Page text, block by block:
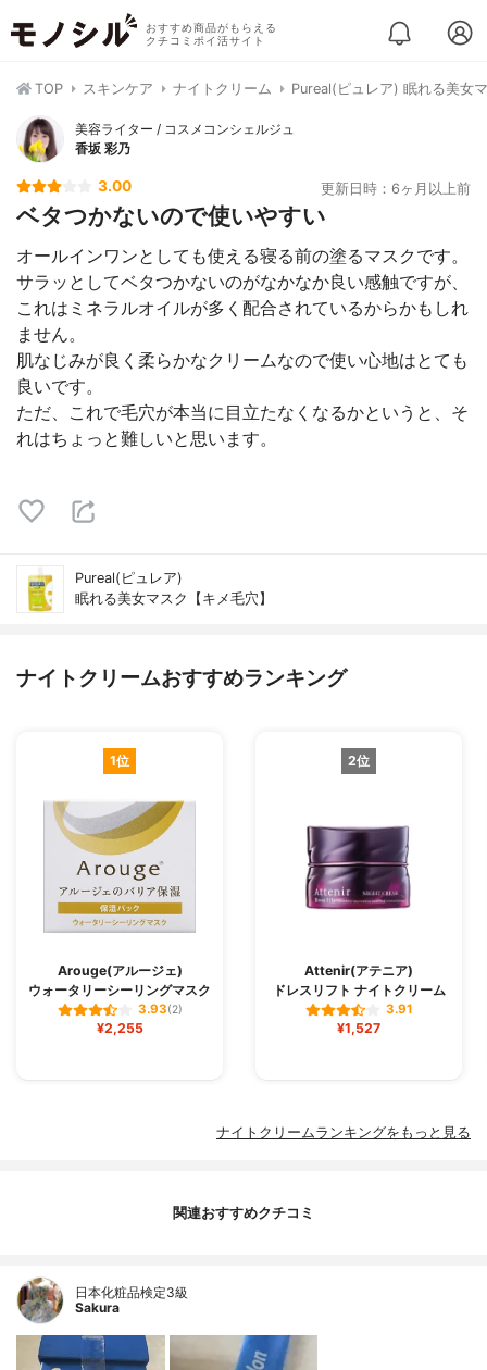
おすすめ商品がもらえる
クチコミポイ活サイト
TOP スキンケア ナイトクリーム Pureal(ピュレア) 眠れる美女
美容ライター / コスメコンシェルジュ
香坂 彩乃
3.00 更新日時：6ヶ月以上前
ベタつかないので使いやすい
オールインワンとしても使える寝る前の塗るマスクです。
サラッとしてベタつかないのがなかなか良い感触ですが、
これはミネラルオイルが多く配合されているからかもしれ
ません。
肌なじみが良く柔らかなクリームなので使い心地はとても
良いです。
ただ、これで毛穴が本当に目立たなくなるかというと、そ
れはちょっと難しいと思います。
Pureal(ピュレア)
眠れる美女マスク【キメ毛穴】
ナイトクリームおすすめランキング
1位
Arouge(アルージェ)
ウォータリーシーリングマスク
3.93(2)
¥2,255
2位
Attenir(アテニア)
ドレスリフト ナイトクリーム
3.91
¥1,527
ナイトクリームランキングをもっと見る
関連おすすめクチコミ
日本化粧品検定3級
Sakura